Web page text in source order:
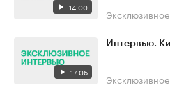
14:00
17:06
Интервью.